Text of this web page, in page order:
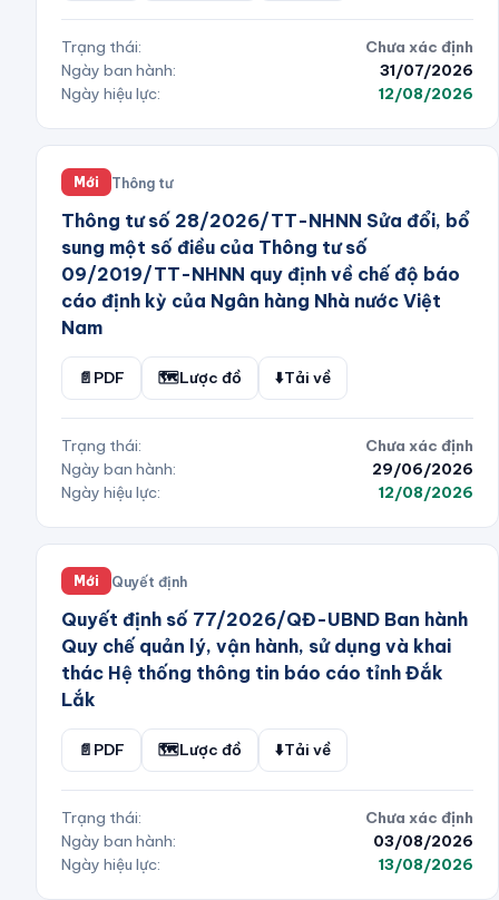
Trạng thái:
Chưa xác định
Ngày ban hành:
31/07/2026
Ngày hiệu lực:
12/08/2026
Mới Thông tư
Thông tư số 28/2026/TT-NHNN Sửa đổi, bổ
sung một số điều của Thông tư số
09/2019/TT-NHNN quy định về chế độ báo
cáo định kỳ của Ngân hàng Nhà nước Việt
Nam
📄 PDF 🗺️Lược đồ ⬇️Tải về
Trạng thái:
Chưa xác định
Ngày ban hành:
29/06/2026
Ngày hiệu lực:
12/08/2026
Mới Quyết định
Quyết định số 77/2026/QĐ-UBND Ban hành
Quy chế quản lý, vận hành, sử dụng và khai
thác Hệ thống thông tin báo cáo tỉnh Đắk
Lắk
📄 PDF 🗺️Lược đồ ⬇️Tải về
Trạng thái:
Chưa xác định
Ngày ban hành:
03/08/2026
Ngày hiệu lực:
13/08/2026